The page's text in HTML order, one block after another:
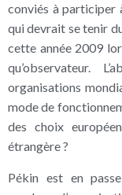
conviés à participer
qui devrait se tenir
cette année 2009
qu’observateur.
organisations
mode de
des choix
étrangère ?
Pékin est en